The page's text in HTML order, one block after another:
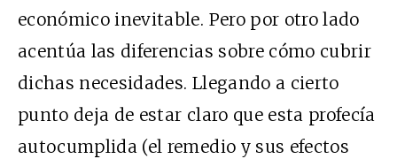
económico inevitable. Pero por otro lado
acentúa las diferencias sobre cómo cubrir
dichas necesidades. Llegando a cierto
punto deja de estar claro que esta profecía
autocumplida (el remedio y sus efectos